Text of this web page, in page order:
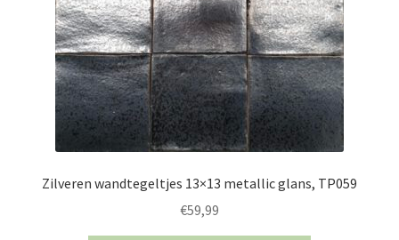
Zilveren wandtegeltjes 13×13 metallic glans, TP059
€59,99